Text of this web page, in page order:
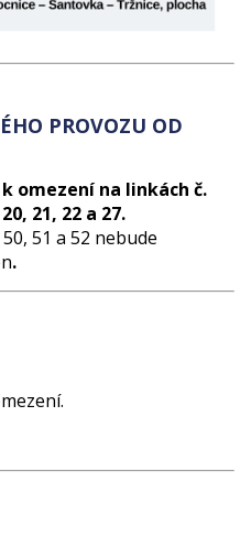
PROVOZU OD
omezení na linkách č.
21, 22 a 27.
51 a 52 nebude
.